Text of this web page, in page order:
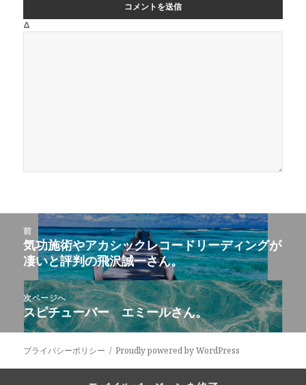
Δ
ョ
前
前
の
投
稿:
気功施術やアカシックレコードリーディングが
凄いと評判の飛沢誠一さん。
次ページへ
次
の
投
スピチューバー エミールさん。
プライバシーポリシー Proudly powered by WordPress